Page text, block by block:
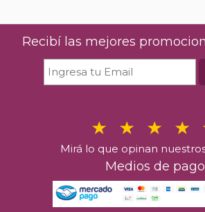
Recibí las mejores
Mirá lo que opinan
Medios de pago